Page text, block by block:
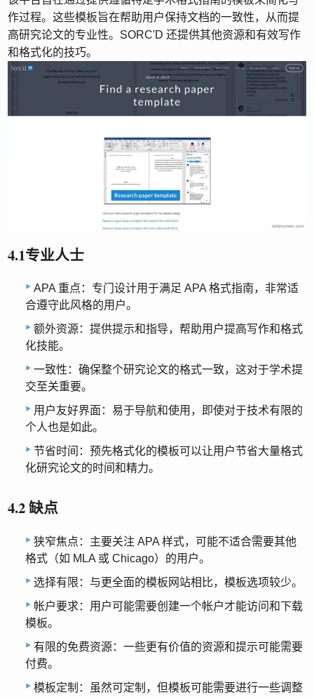
作过程。这些模板旨在帮助用户保持文档的一致性，从而提
高研究论文的专业性。SORC'D 还提供其他资源和有效写作
和格式化的技巧。
4.1专业人士
APA 重点：专门设计用于满足 APA 格式指南，非常适
合遵守此风格的用户。
额外资源：提供提示和指导，帮助用户提高写作和格式
化技能。
一致性：确保整个研究论文的格式一致，这对于学术提
交至关重要。
用户友好界面：易于导航和使用，即使对于技术有限的
个人也是如此。
节省时间：预先格式化的模板可以让用户节省大量格式
化研究论文的时间和精力。
4.2 缺点
狭窄焦点：主要关注 APA 样式，可能不适合需要其他
格式（如 MLA 或 Chicago）的用户。
选择有限：与更全面的模板网站相比，模板选项较少。
帐户要求：用户可能需要创建一个帐户才能访问和下载
模板。
有限的免费资源：一些更有价值的资源和提示可能需要
付费。
模板定制：虽然可定制，但模板可能需要进行一些调整